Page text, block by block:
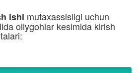
ishi mutaxassisligi uchun
oliygohlar kesimida kirish